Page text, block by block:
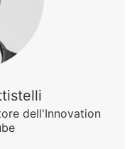
dell'Innovation